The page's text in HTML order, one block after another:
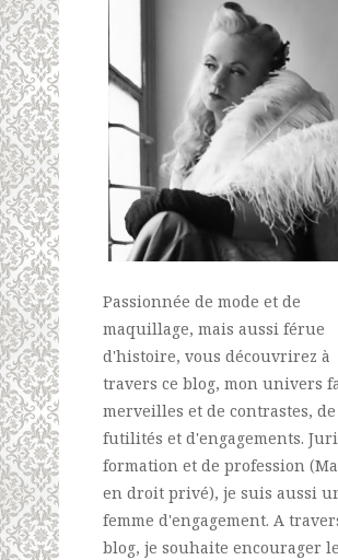
Passionnée de mode et de
maquillage, mais aussi férue
d'histoire, vous découvrirez à
travers ce blog, mon univers
merveilles et de contrastes, de
futilités et d'engagements.
formation et de profession
en droit privé), je suis aussi
femme d'engagement. A
blog, je souhaite encourager